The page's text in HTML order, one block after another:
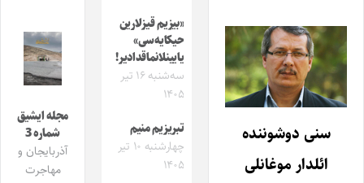
سنی دوشوننده
ائلدار موغانلی
«بیزیم قیزلارین
حیکایه‌سی»
یایینلانماقدادیر!
سه‌شنبه ۱۶ تیر
۱۴۰۵
تبریزیم منیم
چهارشنبه ۱۰ تیر
۱۴۰۵
مجله ایشیق
شماره 3
آذربایجان و
مهاجرت